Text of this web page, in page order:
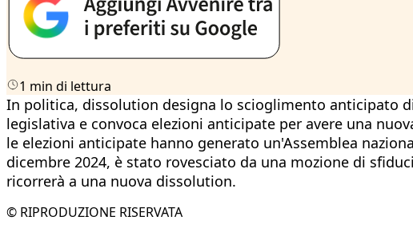
1 min di lettura
In politica, dissolution designa lo scioglimento anticipato
legislativa e convoca elezioni anticipate per avere una
le elezioni anticipate hanno generato un'Assemblea
dicembre 2024, è stato rovesciato da una mozione di
ricorrerà a una nuova dissolution.
© RIPRODUZIONE RISERVATA